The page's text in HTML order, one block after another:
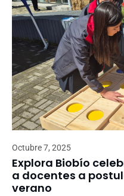
Octubre 7, 2025
Explora Biobío
a docentes a
verano